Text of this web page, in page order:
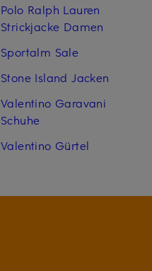
Polo Ralph Lauren
Strickjacke Damen
Sportalm Sale
Stone Island Jacken
Valentino Garavani
Schuhe
Valentino Gürtel